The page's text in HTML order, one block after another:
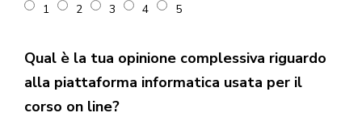
1 2 3 4 5
Qual è la tua opinione complessiva riguardo
alla piattaforma informatica usata per il
corso on line?